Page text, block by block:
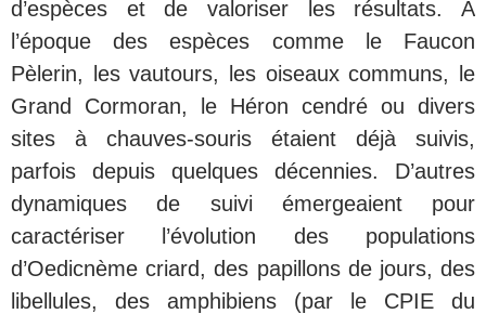
d’espèces et de valoriser les résultats. A
l’époque des espèces comme le Faucon
Pèlerin, les vautours, les oiseaux communs, le
Grand Cormoran, le Héron cendré ou divers
sites à chauves-souris étaient déjà suivis,
parfois depuis quelques décennies. D’autres
dynamiques de suivi émergeaient pour
caractériser l’évolution des populations
d’Oedicnème criard, des papillons de jours, des
libellules, des amphibiens (par le CPIE du